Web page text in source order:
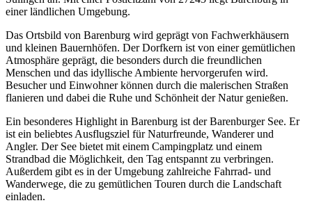
einer ländlichen Umgebung.
Das Ortsbild von Barenburg wird geprägt von Fachwerkhäusern
und kleinen Bauernhöfen. Der Dorfkern ist von einer gemütlichen
Atmosphäre geprägt, die besonders durch die freundlichen
Menschen und das idyllische Ambiente hervorgerufen wird.
Besucher und Einwohner können durch die malerischen Straßen
flanieren und dabei die Ruhe und Schönheit der Natur genießen.
Ein besonderes Highlight in Barenburg ist der Barenburger See. Er
ist ein beliebtes Ausflugsziel für Naturfreunde, Wanderer und
Angler. Der See bietet mit einem Campingplatz und einem
Strandbad die Möglichkeit, den Tag entspannt zu verbringen.
Außerdem gibt es in der Umgebung zahlreiche Fahrrad- und
Wanderwege, die zu gemütlichen Touren durch die Landschaft
einladen.